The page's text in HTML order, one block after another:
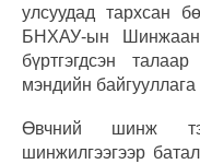
улсуудад тархсан
БНХАУ-ын
бүртгэгдсэн
мэндийн
Өвчний шинж
шинжилгээгээр